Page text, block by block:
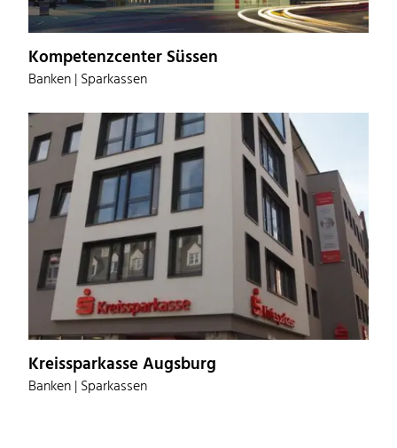
Kompetenzcenter Süssen
Banken | Sparkassen
Kreissparkasse Augsburg
Banken | Sparkassen